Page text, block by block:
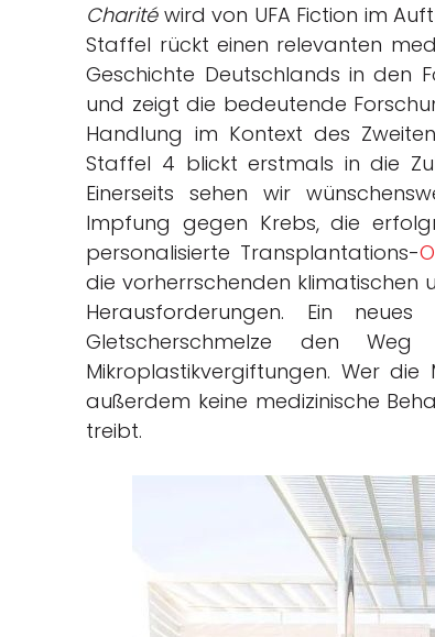
Charitéwird von UFA Fiction im
Staffel rückt einen relevanten
Geschichte Deutschlands in den
und zeigt die bedeutende
Handlung im Kontext des
Staffel 4 blickt erstmals in die
Einerseits sehen wir
Impfung gegen Krebs, die
personalisierte Transplantations-
die vorherrschenden klimatischen
Herausforderungen. Ein
Gletscherschmelze den
Mikroplastikvergiftungen. Wer
außerdem keine medizinische
treibt.